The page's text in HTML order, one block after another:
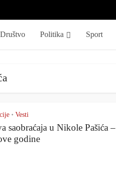
Društvo Politika Sport
• Vesti
saobraćaja u Nikole Pašića –
godine